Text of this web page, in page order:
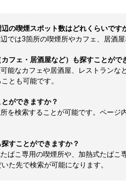
の喫煙スポット数はどれくらいです
では3箇所の喫煙所やカフェ、居酒
フェ・居酒屋など）も探すことがで
能なカフェや居酒屋、レストラン
とも可能です。
ができますか？
を検索することが可能です。ペー
すことができますか？
ばこ専用の喫煙所や、加熱式たば
た先で検索が可能になります。